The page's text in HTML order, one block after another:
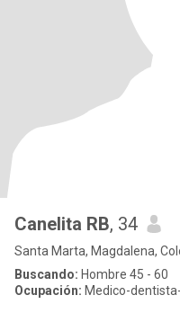
Canelita RB, 34
Santa Marta, Magdalena,
Buscando: Hombre 45 - 60
Ocupación: Medico-